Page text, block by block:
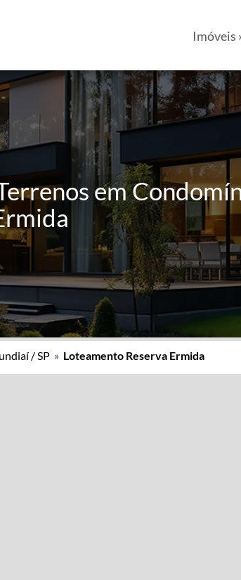
Imóveis ›
em
/ SP » Loteamento Reserva Ermida